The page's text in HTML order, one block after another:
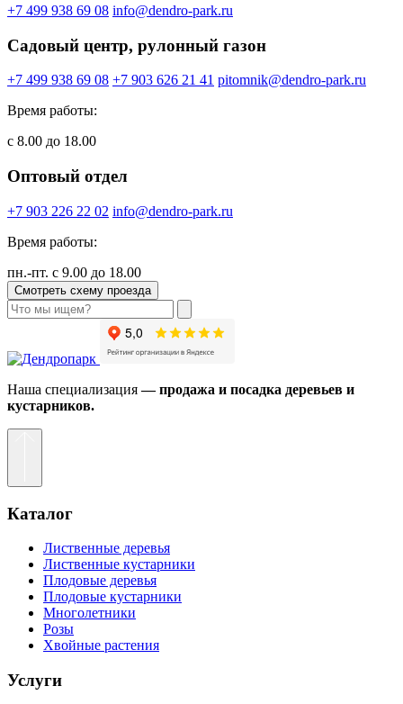
+7 499 938 69 08 info@dendro-park.ru
Садовый центр, рулонный газон
+7 499 938 69 08 +7 903 626 21 41 pitomnik@dendro-park.ru
Время работы:
с 8.00 до 18.00
Оптовый отдел
+7 903 226 22 02 info@dendro-park.ru
Время работы:
пн.-пт. с 9.00 до 18.00
Смотреть схему проезда
Наша специализация— продажа и посадка деревьев и
кустарников.
Каталог
Лиственные деревья
Лиственные кустарники
Плодовые деревья
Плодовые кустарники
Многолетники
Розы
Хвойные растения
Услуги